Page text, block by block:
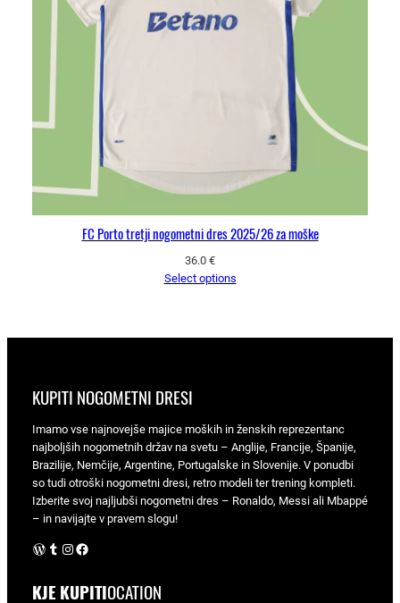
FC Porto tretji nogometni dres 2025/26 za moške
36.0 €
Select options
KUPITI NOGOMETNI DRESI
Imamo vse najnovejše majice moških in ženskih reprezentanc
najboljših nogometnih držav na svetu – Anglije, Francije, Španije,
Brazilije, Nemčije, Argentine, Portugalske in Slovenije. V ponudbi
so tudi otroški nogometni dresi, retro modeli ter trening kompleti.
Izberite svoj najljubši nogometni dres – Ronaldo, Messi ali Mbappé
– in navijajte v pravem slogu!
WordPress Instagram Facebook
KJE KUPITIOCATION